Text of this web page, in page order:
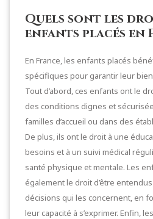
Quels sont les
enfants placés en
En France, les enfants placés
spécifiques pour garantir leur
Tout d’abord, ces enfants ont le
des conditions dignes et
familles d’accueil ou dans des
De plus, ils ont le droit à une
besoins et à un suivi médical
santé physique et mentale. Les
également le droit d’être
décisions qui les concernent, en
leur capacité à s’exprimer. Enfin,